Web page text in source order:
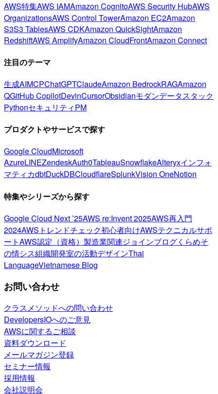
AWS特集AWS IAMAmazon CognitoAWS Security HubAWS
OrganizationsAWS Control TowerAmazon EC2Amazon
S3S3 TablesAWS CDKAmazon QuickSightAmazon
RedshiftAWS AmplifyAmazon CloudFrontAmazon Connect
注目のテーマ
生成AIMCPChatGPTClaudeAmazon BedrockRAGAmazon
QGitHub CopilotDevinCursorObsidianモダンデータスタック
PythonセキュリティPM
プロダクトやサービスで探す
Google CloudMicrosoft
AzureLINEZendeskAuth0TableauSnowflakeAlteryxインフォ
マティカdbtDuckDBCloudflareSplunkVision OneNotion
特集やシリーズから探す
Google Cloud Next ’25AWS re:Invent 2025AWS再入門
2024AWSトレンドチェック初心者向けAWSテクニカルサポ
ートAWS認定（資格） 製造業関連ジョインブログくらめそ
の情シス組織開発室の活動デザインThai
LanguageVietnamese Blog
お問い合わせ
クラスメソッドへの問い合わせ
DevelopersIOへのご意見
AWSに関するご相談
資料ダウンロード
メールマガジン登録
セミナー情報
採用情報
会社説明会